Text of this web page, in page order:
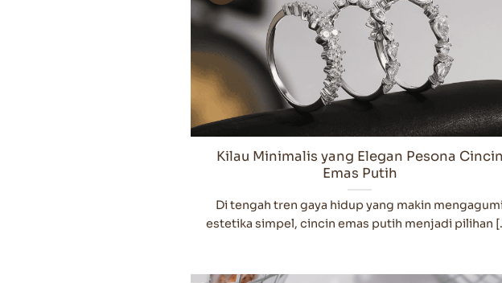
Kilau Minimalis yang Elegan Pesona Cincin
Emas Putih
Di tengah tren gaya hidup yang makin
estetika simpel, cincin emas putih menjadi pilihan